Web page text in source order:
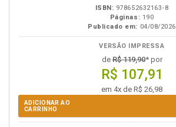
ISBN: 978652632163-8
Páginas: 190
Publicado em: 04/08/2026
VERSÃO IMPRESSA
deR$ 119,90* por
R$ 107,91
em 4x de R$ 26,98
ADICIONAR AO
CARRINHO